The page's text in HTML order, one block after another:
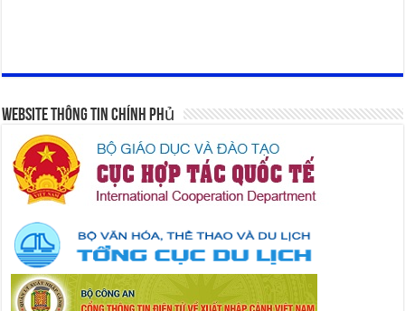
Website Thông Tin Chính Phủ